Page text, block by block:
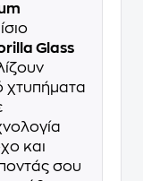
Glass
χτυπήματα
και
σου